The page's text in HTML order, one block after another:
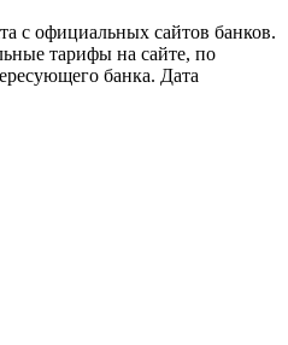
с официальных сайтов банков.
тарифы на сайте, по
банка. Дата